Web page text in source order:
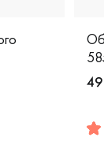
585 пробы,